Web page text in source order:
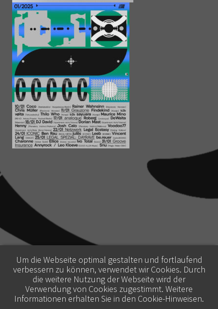
Um die Webseite optimal gestalten und fortlaufend
verbessern zu können, verwendet wir Cookies. Durch
die weitere Nutzung der Webseite wird der
Verwendung von Cookies zugestimmt. Weitere
Informationen erhalten Sie in den Cookie-Hinweisen.